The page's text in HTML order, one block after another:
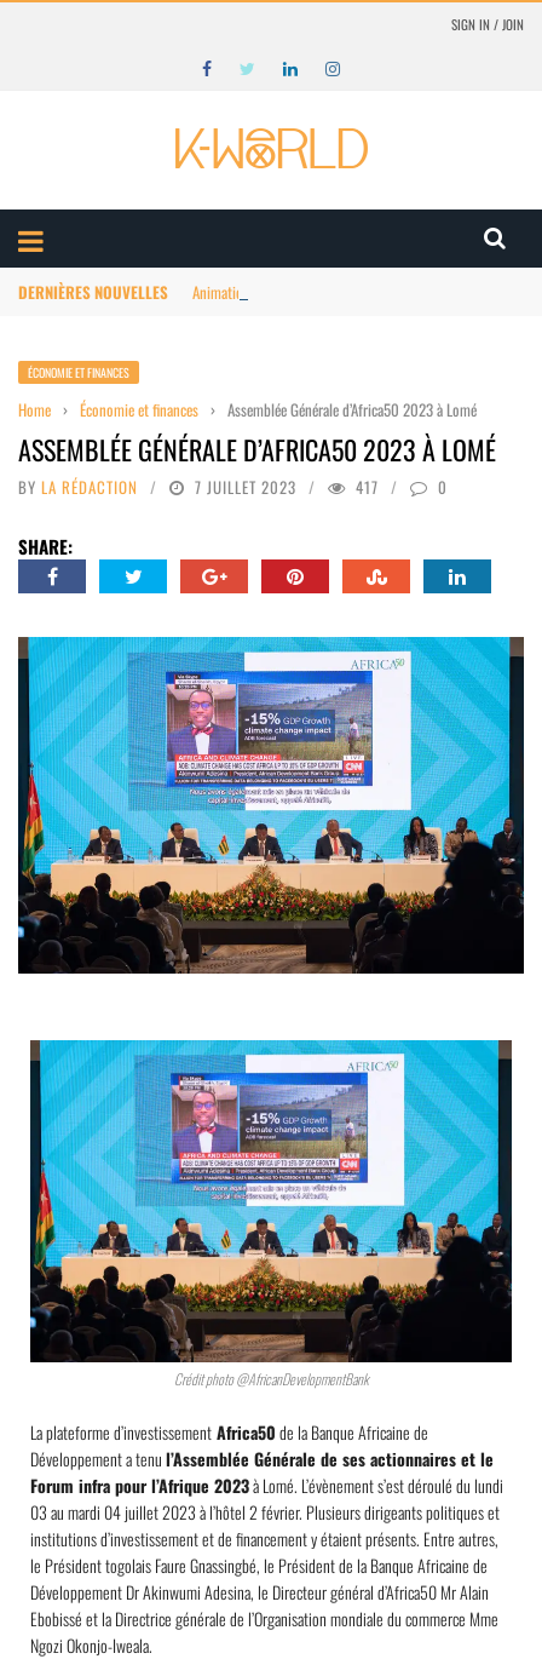
SIGN IN / JOIN
DERNIÈRES NOUVELLES Animation Afrique : structuration du marché
ÉCONOMIE ET FINANCES
Home › Économie et finances › Assemblée Générale d’Africa50 2023 à Lomé
ASSEMBLÉE GÉNÉRALE D’AFRICA50 2023 À LOMÉ
BY LA RÉDACTION 7 JUILLET 2023 417 0
SHARE:
Crédit photo @AfricanDevelopmentBank
La plateforme d’investissementAfrica50de la Banque Africaine de
Développement a tenul’Assemblée Générale de ses actionnaires et le
Forum infra pour l’Afrique 2023à Lomé. L’évènement s’est déroulé du lundi
03 au mardi 04 juillet 2023 à l’hôtel 2 février. Plusieurs dirigeants politiques et
institutions d’investissement et de financement y étaient présents. Entre autres,
le Président togolais Faure Gnassingbé, le Président de la Banque Africaine de
Développement Dr Akinwumi Adesina, le Directeur général d’Africa50 Mr Alain
Ebobissé et la Directrice générale de l’Organisation mondiale du commerce Mme
Ngozi Okonjo-Iweala.